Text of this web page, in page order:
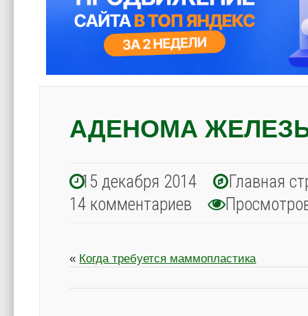
АДЕНОМА
15 декабря 2014
Главная
14 комментариев
« Когда требуется маммопластика